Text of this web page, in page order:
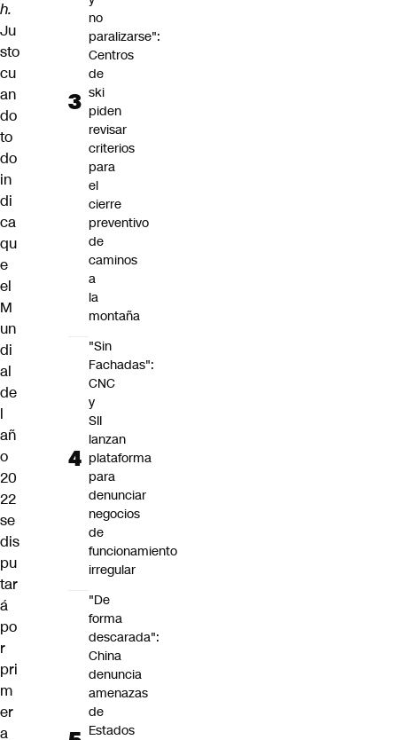
h.
Ju
sto
cu
an
do
to
do
in
di
ca
qu
e
el
M
un
di
al
de
l
añ
o
20
22
se
dis
pu
tar
á
po
r
pri
m
er
a
no
paralizarse":
Centros
de
ski
piden
revisar
criterios
para
el
cierre
preventivo
de
caminos
a
la
montaña
"Sin
Fachadas":
CNC
y
SII
lanzan
plataforma
para
denunciar
negocios
de
funcionamiento
irregular
"De
forma
descarada":
China
denuncia
amenazas
de
Estados